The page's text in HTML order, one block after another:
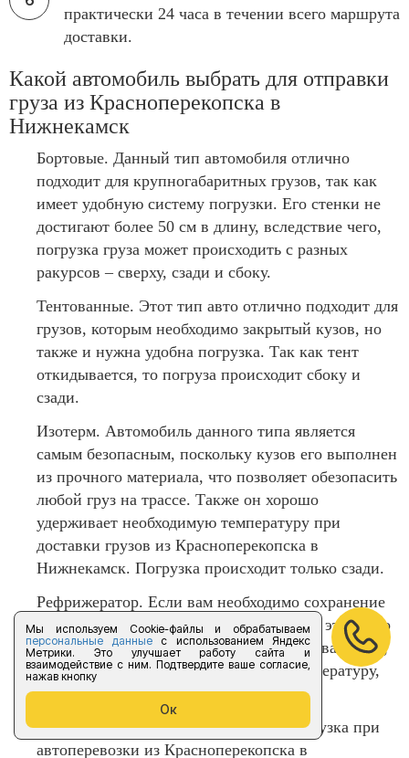
Мы используем Cookie-файлы и обрабатываем
персональные данныес использованием Яндекс
Метрики. Это улучшает работу сайта и
взаимодействие с ним. Подтвердите ваше согласие,
нажав кнопку
Ок
практически 24 часа в течении всего маршрута
доставки.
Какой автомобиль выбрать для отправки
груза из Красноперекопска в
Нижнекамск
Бортовые. Данный тип автомобиля отлично
подходит для крупногабаритных грузов, так как
имеет удобную систему погрузки. Его стенки не
достигают более 50 см в длину, вследствие чего,
погрузка груза может происходить с разных
ракурсов – сверху, сзади и сбоку.
Тентованные. Этот тип авто отлично подходит для
грузов, которым необходимо закрытый кузов, но
также и нужна удобна погрузка. Так как тент
откидывается, то погруза происходит сбоку и
сзади.
Изотерм. Автомобиль данного типа является
самым безопасным, поскольку кузов его выполнен
из прочного материала, что позволяет обезопасить
любой груз на трассе. Также он хорошо
удерживает необходимую температуру при
доставки грузов из Красноперекопска в
Нижнекамск. Погрузка происходит только сзади.
Рефрижератор. Если вам необходимо сохранение
отрицательной и выше температуры, то этот авто
точно для вас. Вы можете не бояться за ваш груз,
так как кузов может обеспечить ту температуру,
которая необходима для перевозки.
Гидроборт. Если вам нужна легкая погрузка при
автоперевозки из Красноперекопска в